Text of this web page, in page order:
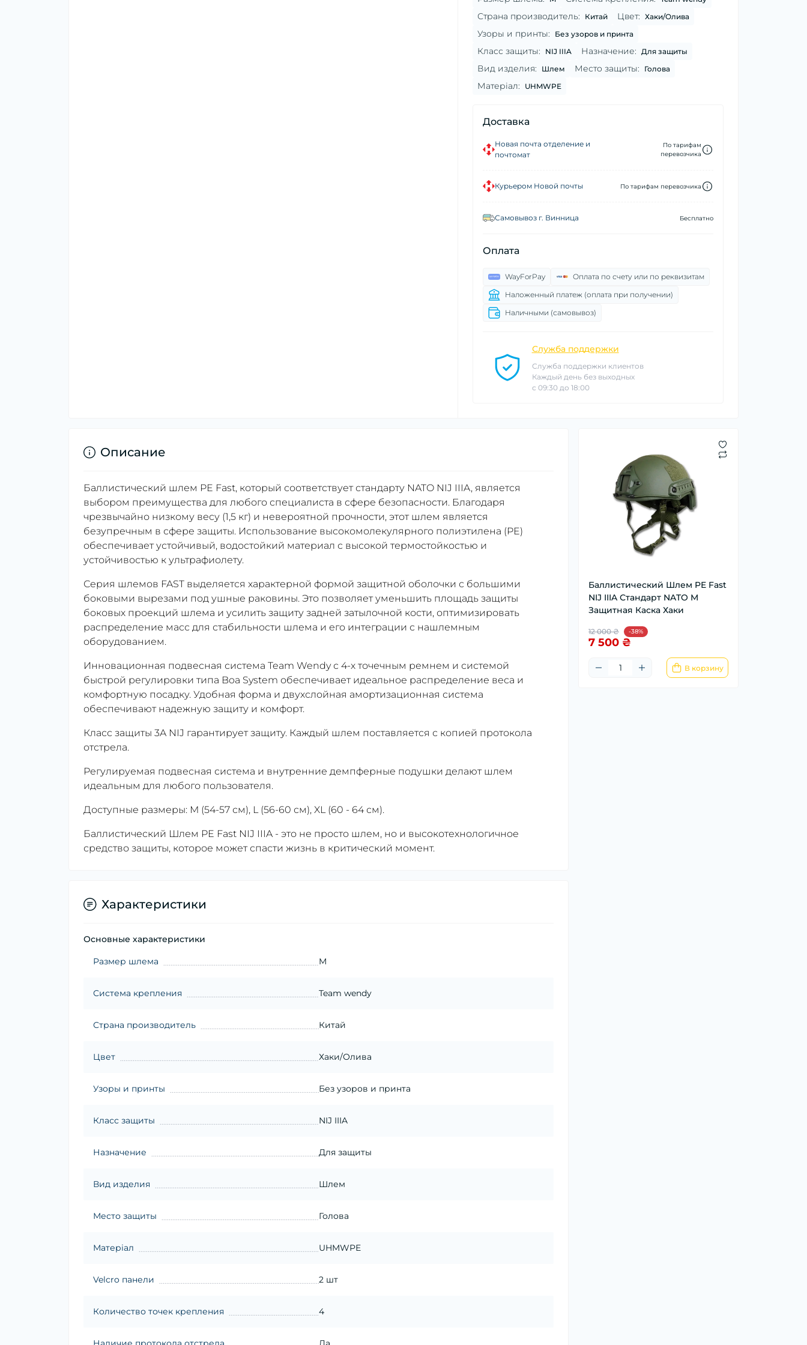
Страна производитель: Китай Цвет: Хаки/Олива
Узоры и принты: Без узоров и принта
Класс защиты: NIJ IIIA Назначение: Для защиты
Вид изделия: Шлем Место защиты: Голова
Матеріал: UHMWPE
Доставка
Новая почта отделение и
почтомат
По тарифам
перевозчика
Курьером Новой почты По тарифам перевозчика
Самовывоз г. Винница Бесплатно
Оплата
WayForPay
Оплата по счету или по реквизитам
Наложенный платеж (оплата при получении)
Наличными (самовывоз)
Служба поддержки
Служба поддержки клиентов
Каждый день без выходных
с 09:30 до 18:00
Баллистический Шлем PE Fast
NIJ IIIA Стандарт NATO M
Защитная Каска Хаки
12 000 ₴ -38%
7 500 ₴
В корзину
Описание
Баллистический шлем PE Fast, который соответствует стандарту NATO NIJ IIIA, является
выбором преимущества для любого специалиста в сфере безопасности. Благодаря
чрезвычайно низкому весу (1,5 кг) и невероятной прочности, этот шлем является
безупречным в сфере защиты. Использование высокомолекулярного полиэтилена (PE)
обеспечивает устойчивый, водостойкий материал с высокой термостойкостью и
устойчивостью к ультрафиолету.
Серия шлемов FAST выделяется характерной формой защитной оболочки с большими
боковыми вырезами под ушные раковины. Это позволяет уменьшить площадь защиты
боковых проекций шлема и усилить защиту задней затылочной кости, оптимизировать
распределение масс для стабильности шлема и его интеграции с нашлемным
оборудованием.
Инновационная подвесная система Team Wendy с 4-х точечным ремнем и системой
быстрой регулировки типа Boa System обеспечивает идеальное распределение веса и
комфортную посадку. Удобная форма и двухслойная амортизационная система
обеспечивают надежную защиту и комфорт.
Класс защиты 3A NIJ гарантирует защиту. Каждый шлем поставляется с копией протокола
отстрела.
Регулируемая подвесная система и внутренние демпферные подушки делают шлем
идеальным для любого пользователя.
Доступные размеры: М (54-57 см), L (56-60 см), XL (60 - 64 см).
Баллистический Шлем PE Fast NIJ IIIA - это не просто шлем, но и высокотехнологичное
средство защиты, которое может спасти жизнь в критический момент.
Характеристики
Основные характеристики
Размер шлема M
Система крепления Team wendy
Страна производитель Китай
Цвет Хаки/Олива
Узоры и принты Без узоров и принта
Класс защиты NIJ IIIA
Назначение Для защиты
Вид изделия Шлем
Место защиты Голова
Матеріал UHMWPE
Velcro панели 2 шт
Количество точек крепления 4